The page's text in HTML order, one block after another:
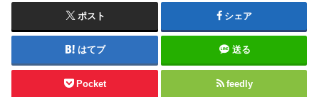
ポスト シェア
はてブ 送る
Pocket feedly